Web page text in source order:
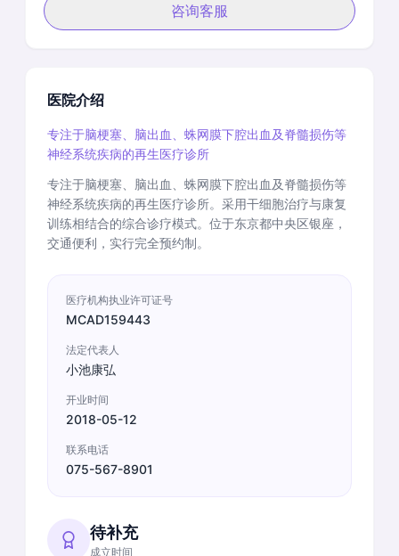
咨询客服
医院介绍
专注于脑梗塞、脑出血、蛛网膜下腔出血及脊髓损伤等
神经系统疾病的再生医疗诊所
专注于脑梗塞、脑出血、蛛网膜下腔出血及脊髓损伤等
神经系统疾病的再生医疗诊所。采用干细胞治疗与康复
训练相结合的综合诊疗模式。位于东京都中央区银座，
交通便利，实行完全预约制。
医疗机构执业许可证号
MCAD159443
法定代表人
小池康弘
开业时间
2018-05-12
联系电话
075-567-8901
待补充
成立时间